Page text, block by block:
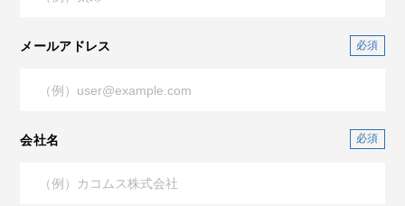
メールアドレス
会社名